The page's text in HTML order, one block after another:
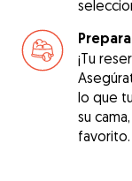
¡Tu
lo que
su
favorito.